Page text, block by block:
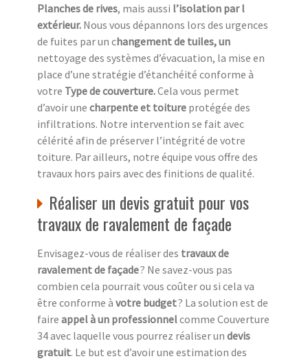
Planches de rives, mais aussi l’isolation par l
extérieur. Nous vous dépannons lors des urgences
de fuites par un changement de tuiles, un
nettoyage des systèmes d’évacuation, la mise en
place d’une stratégie d’étanchéité conforme à
votre Type de couverture.Cela vous permet
d’avoir une charpente et toiture protégée des
infiltrations. Notre intervention se fait avec
célérité afin de préserver l’intégrité de votre
toiture. Par ailleurs, notre équipe vous offre des
travaux hors pairs avec des finitions de qualité.
Réaliser un devis gratuit pour vos
travaux de ravalement de façade
Envisagez-vous de réaliser des travaux de
ravalement de façade? Ne savez-vous pas
combien cela pourrait vous coûter ou si cela va
être conforme à votre budget? La solution est de
faire appel à un professionnelcomme Couverture
34 avec laquelle vous pourrez réaliser un devis
gratuit. Le but est d’avoir une estimation des